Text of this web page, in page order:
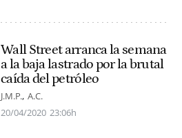
Wall Street arranca la semana
a la baja lastrado por la brutal
caída del petróleo
J.M.P. A.C.
20/04/2020 23:06h